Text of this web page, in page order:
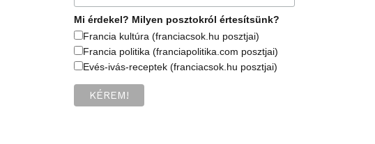
Mi érdekel? Milyen posztokról értesítsünk?
Francia kultúra (franciacsok.hu posztjai)
Francia politika (franciapolitika.com posztjai)
Evés-ivás-receptek (franciacsok.hu posztjai)